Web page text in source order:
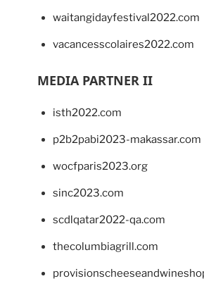
waitangidayfestival2022.com
vacancesscolaires2022.com
MEDIA PARTNER II
isth2022.com
p2b2pabi2023-makassar.com
wocfparis2023.org
sinc2023.com
scdlqatar2022-qa.com
thecolumbiagrill.com